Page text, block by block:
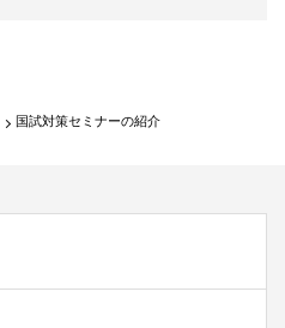
国試対策セミナーの紹介